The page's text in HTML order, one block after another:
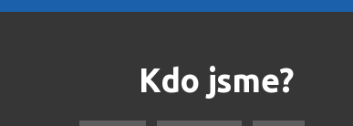
Kdo jsme?